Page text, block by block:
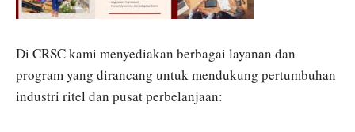
Di CRSC kami menyediakan berbagai layanan dan
program yang dirancang untuk mendukung pertumbuhan
industri ritel dan pusat perbelanjaan: